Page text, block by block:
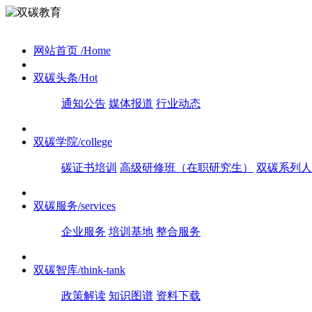
网站首页 /Home
双碳头条/Hot
通知公告 媒体报道 行业动态
双碳学院/college
碳证书培训 高级研修班（在职研究生） 双碳系列
双碳服务/services
企业服务 培训基地 整合服务
双碳智库/think-tank
政策解读 知识图谱 资料下载